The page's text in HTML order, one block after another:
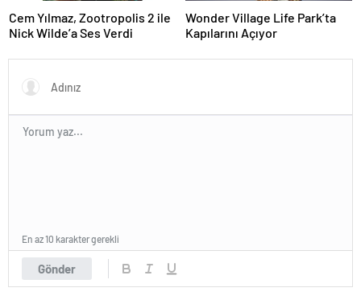
Cem Yılmaz, Zootropolis 2 ile
Nick Wilde’a Ses Verdi
Wonder Village Life Park’ta
Kapılarını Açıyor
Gönder
En az 10 karakter gerekli